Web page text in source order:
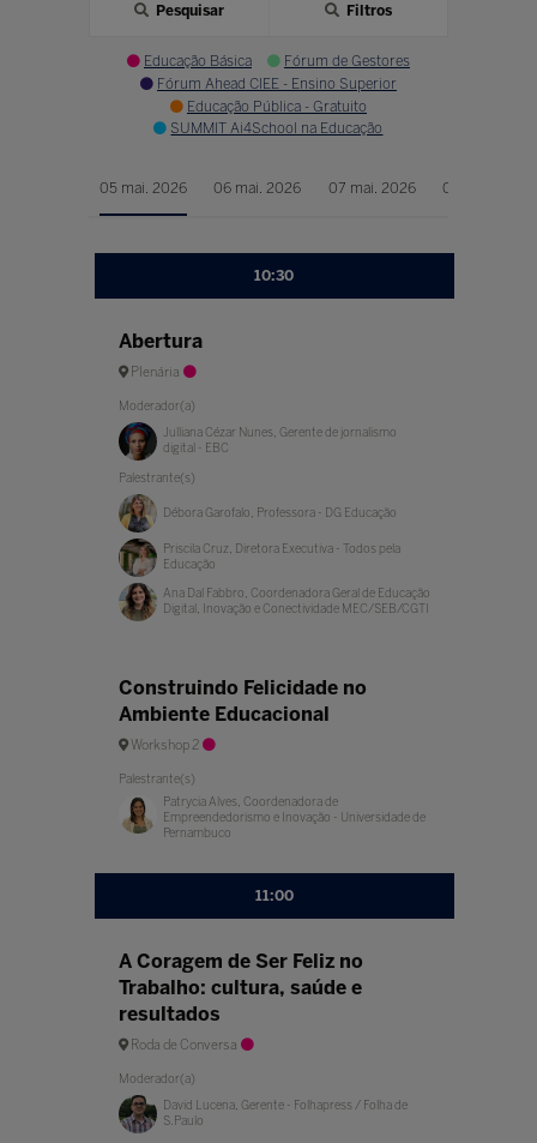
Pesquisar Filtros
Educação Básica
Fórum de Gestores
Fórum Ahead CIEE - Ensino Superior
Educação Pública - Gratuito
SUMMIT Ai4School na Educação
05 mai. 2026 06 mai. 2026 07 mai. 2026 08 mai. 2026
10:30
Abertura
Plenária
Moderador(a)
Julliana Cézar Nunes, Gerente de jornalismo
digital - EBC
Palestrante(s)
Débora Garofalo, Professora - DG Educação
Priscila Cruz, Diretora Executiva - Todos pela
Educação
Ana Dal Fabbro, Coordenadora Geral de Educação
Digital, Inovação e Conectividade MEC/SEB/CGTI
Construindo Felicidade no
Ambiente Educacional
Workshop 2
Palestrante(s)
Patrycia Alves, Coordenadora de
Empreendedorismo e Inovação - Universidade de
Pernambuco
11:00
A Coragem de Ser Feliz no
Trabalho: cultura, saúde e
resultados
Roda de Conversa
Moderador(a)
David Lucena, Gerente - Folhapress / Folha de
S.Paulo